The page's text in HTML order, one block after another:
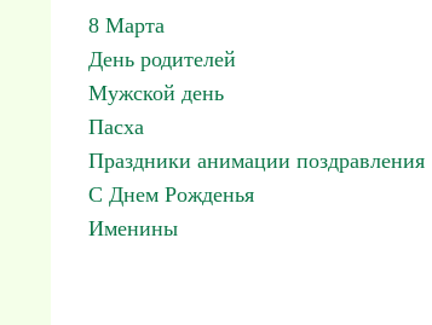
8 Марта
День родителей
Мужской день
Пасха
Праздники анимации поздравления
С Днем Рожденья
Именины